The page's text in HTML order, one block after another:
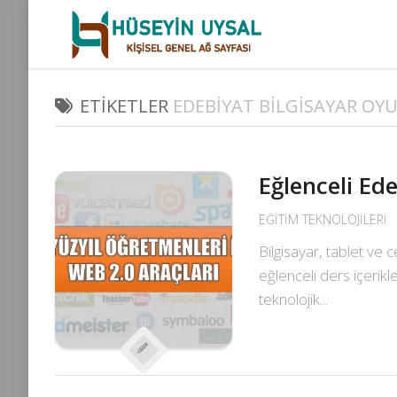
ETIKETLER EDEBIYAT BILGISAYAR
Eğlenceli
EĞITIM TEKNOLOJILERI
Bilgisayar, tablet ve
eğlenceli ders
teknolojik...